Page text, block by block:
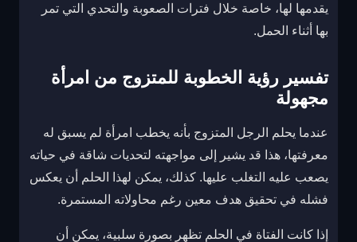
يقدمها لها، خاصة خلال فترات الصعوبة والتحدي التي تمر
بها أثناء الحمل.
تفسير رؤية الخطوبة للمتزوج من امرأة
مجهولة
عندما يحلم الرجل المتزوج بأنه يخطب امرأة لم يسبق له
معرفتها، هذا قد يشير إلى مواجهته لتحديات شاقة في حياته
يصعب عليه التغلب عليها. كذلك، يمكن لهذا الحلم أن يعكس
فشله في تحقيق هدف معين رغم محاولاته المستمرة.
إذا كانت الفتاة في الحلم تظهر بصورة سلبية، يمكن أن